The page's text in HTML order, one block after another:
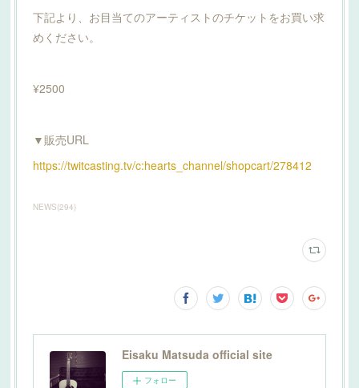
下記より、お目当てのアーティストのチケットをお買い求
めください。
¥2500
▼販売URL
https://twitcasting.tv/c:hearts_channel/shopcart/278412
NEWS(294)
Eisaku Matsuda official site
フォロー